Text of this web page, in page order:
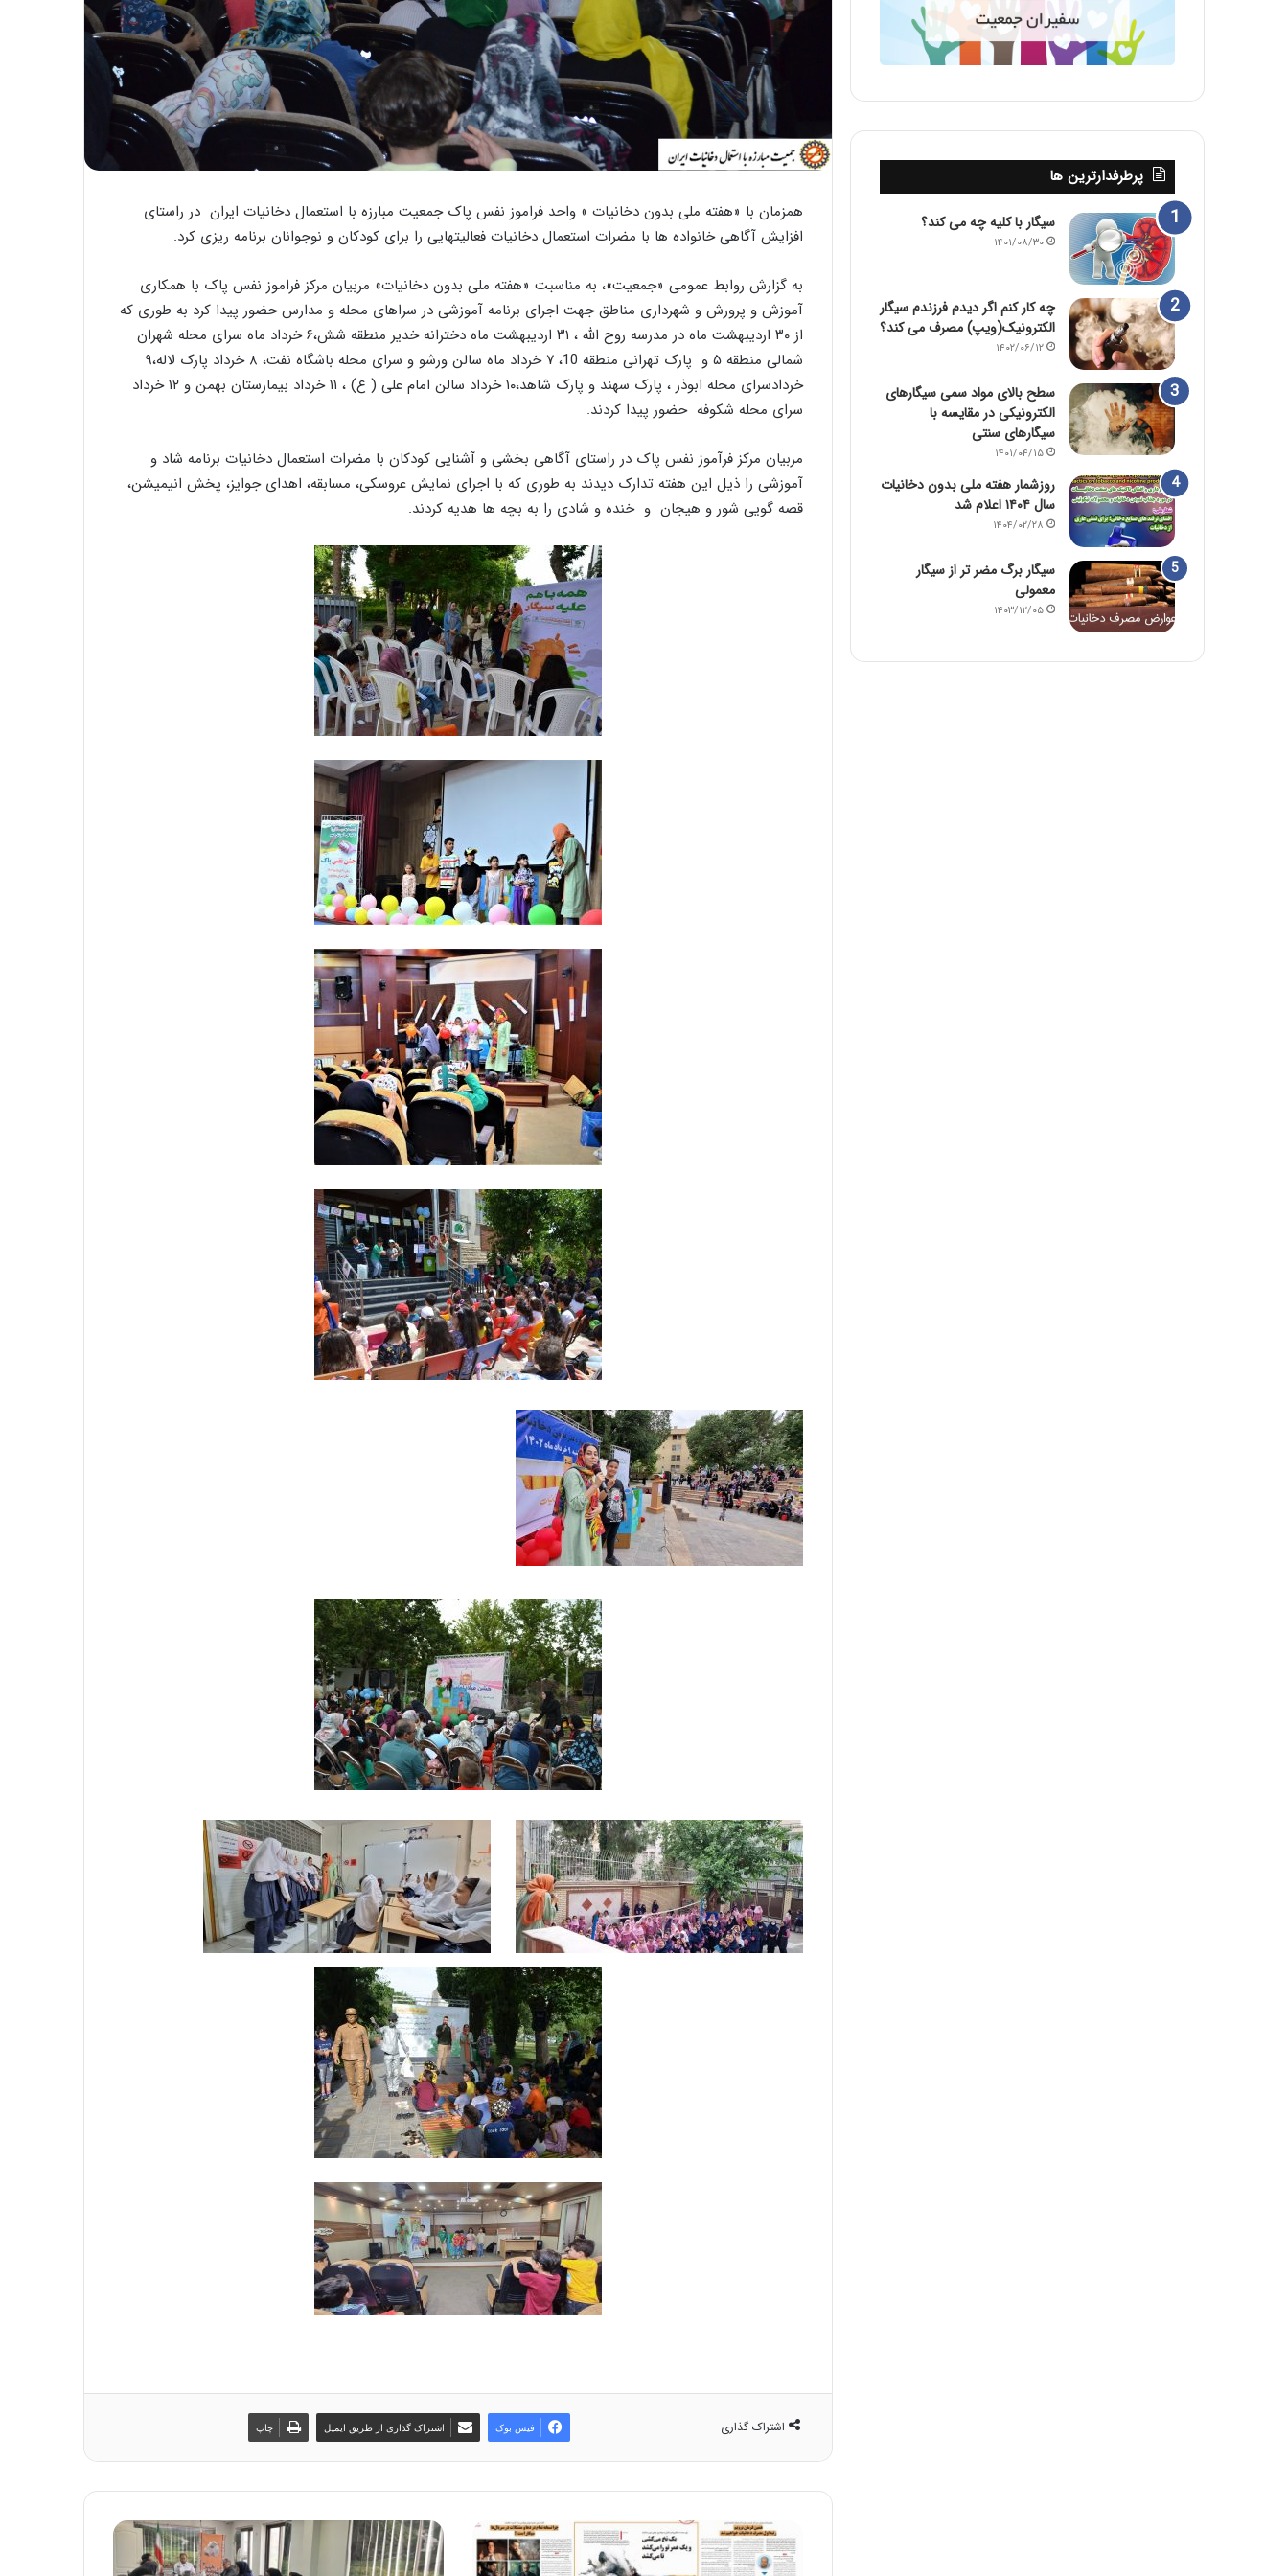
همزمان با «هفته ملی بدون دخانیات » واحد فراموز نفس پاک جمعیت مبارزه با استعمال دخانیات ایران در راستای
افزایش آگاهی خانواده ‏ها با مضرات استعمال دخانیات فعالیت‏هایی را برای کودکان و نوجوانان برنامه ریزی کرد.
به گزارش روابط عمومی «جمعیت»، به مناسبت «هفته ملی بدون دخانیات» مربیان مرکز فراموز نفس پاک با همکاری
آموزش و پرورش و شهرداری مناطق جهت اجرای برنامه آموزشی در سراهای محله و مدارس حضور پیدا کرد به طوری که
از ۳۰ اردیبهشت ماه در مدرسه روح الله ، ۳۱ اردیبهشت ماه دخترانه خدیر منطقه شش،۶ خرداد ماه سرای محله شهران
شمالی منطقه ۵ و پارک تهرانی منطقه 10، ۷ خرداد ماه سالن ورشو و سرای محله باشگاه نفت، ۸ خرداد پارک لاله،۹
خردادسرای محله ابوذر ، پارک سهند و پارک شاهد،۱۰ خرداد سالن امام علی ( ع) ، ۱۱ خرداد بیمارستان بهمن و ۱۲ خرداد
سرای محله شکوفه حضور پیدا کردند.
مربیان مرکز فرآموز نفس پاک در راستای آگاهی بخشی و آشنایی کودکان با مضرات استعمال دخانیات برنامه شاد و
آموزشی را ذیل این هفته تدارک دیدند به طوری که با اجرای نمایش عروسکی، مسابقه، اهدای جوایز، پخش انیمیشن،
قصه گویی شور و هیجان و خنده و شادی را به بچه ها هدیه کردند.
اشتراک گذاری فیس بوک اشتراک گذاری از طریق ایمیل چاپ
پرطرفدارترین ها
سیگار با کلیه چه می کند؟
۱۴۰۱/۰۸/۳۰
چه کار کنم اگر دیدم فرزندم سیگار
الکترونیک(ویپ) مصرف می کند؟
۱۴۰۲/۰۶/۱۲
سطح بالای مواد سمی سیگارهای
الکترونیکی در مقایسه با
سیگارهای سنتی
۱۴۰۱/۰۴/۱۵
روزشمار هفته ملی بدون دخانیات
سال ۱۴۰۴ اعلام شد
۱۴۰۴/۰۲/۲۸
سیگار برگ مضر تر از سیگار
معمولی
۱۴۰۳/۱۲/۰۵